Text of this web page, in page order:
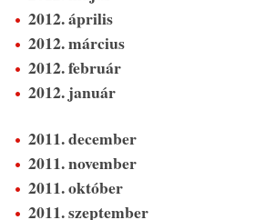
2012. április
2012. március
2012. február
2012. január
2011. december
2011. november
2011. október
2011. szeptember